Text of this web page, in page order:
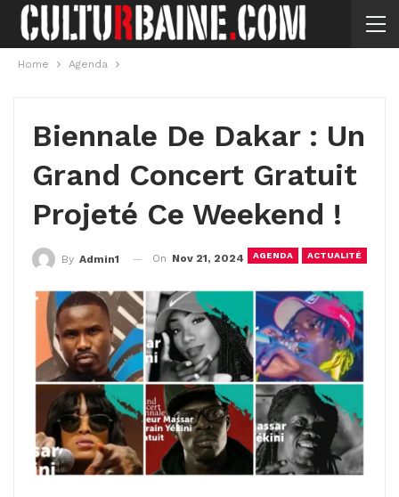
Home Agenda
Biennale De Dakar : Un
Grand Concert Gratuit
Projeté Ce Weekend !
AGENDA ACTUALITÉ
By Admin1 On Nov 21, 2024